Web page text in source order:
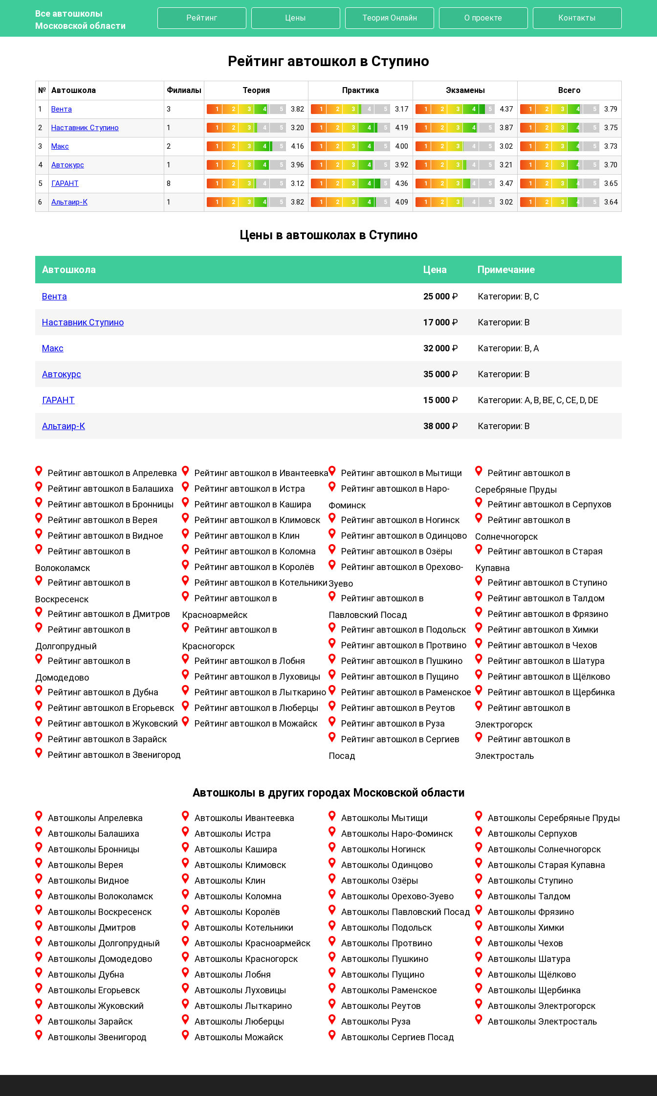
Все автошколы
Московской области
Рейтинг Цены Теория Онлайн О проекте Контакты
Рейтинг автошкол в Ступино
№ Автошкола Филиалы Теория Практика Экзамены Всего
1 Вента 3 1 2 3 4 5 3.82 1 2 3 4 5 3.17 1 2 3 4 5 4.37 1 2 3 4 5 3.79
2 Наставник Ступино 1 1 2 3 4 5 3.20 1 2 3 4 5 4.19 1 2 3 4 5 3.87 1 2 3 4 5 3.75
3 Макс 2 1 2 3 4 5 4.16 1 2 3 4 5 4.00 1 2 3 4 5 3.02 1 2 3 4 5 3.73
4 Автокурс 1 1 2 3 4 5 3.96 1 2 3 4 5 3.92 1 2 3 4 5 3.21 1 2 3 4 5 3.70
5 ГАРАНТ 8 1 2 3 4 5 3.12 1 2 3 4 5 4.36 1 2 3 4 5 3.47 1 2 3 4 5 3.65
6 Альтаир-К 1 1 2 3 4 5 3.82 1 2 3 4 5 4.09 1 2 3 4 5 3.02 1 2 3 4 5 3.64
Цены в автошколах в Ступино
Автошкола Цена Примечание
Вента 25 000 ₽ Категории: B, C
Наставник Ступино 17 000 ₽ Категории: B
Макс 32 000 ₽ Категории: B, A
Автокурс 35 000 ₽ Категории: B
ГАРАНТ 15 000 ₽ Категории: A, B, BE, C, CE, D, DE
Альтаир-К 38 000 ₽ Категории: B
Рейтинг автошкол в Апрелевка
Рейтинг автошкол в Балашиха
Рейтинг автошкол в Бронницы
Рейтинг автошкол в Верея
Рейтинг автошкол в Видное
Рейтинг автошкол в
Волоколамск
Рейтинг автошкол в
Воскресенск
Рейтинг автошкол в Дмитров
Рейтинг автошкол в
Долгопрудный
Рейтинг автошкол в
Домодедово
Рейтинг автошкол в Дубна
Рейтинг автошкол в Егорьевск
Рейтинг автошкол в Жуковский
Рейтинг автошкол в Зарайск
Рейтинг автошкол в Звенигород
Рейтинг автошкол в Ивантеевка
Рейтинг автошкол в Истра
Рейтинг автошкол в Кашира
Рейтинг автошкол в Климовск
Рейтинг автошкол в Клин
Рейтинг автошкол в Коломна
Рейтинг автошкол в Королёв
Рейтинг автошкол в Котельники
Рейтинг автошкол в
Красноармейск
Рейтинг автошкол в
Красногорск
Рейтинг автошкол в Лобня
Рейтинг автошкол в Луховицы
Рейтинг автошкол в Лыткарино
Рейтинг автошкол в Люберцы
Рейтинг автошкол в Можайск
Рейтинг автошкол в Мытищи
Рейтинг автошкол в Наро-
Фоминск
Рейтинг автошкол в Ногинск
Рейтинг автошкол в Одинцово
Рейтинг автошкол в Озёры
Рейтинг автошкол в Орехово-
Зуево
Рейтинг автошкол в
Павловский Посад
Рейтинг автошкол в Подольск
Рейтинг автошкол в Протвино
Рейтинг автошкол в Пушкино
Рейтинг автошкол в Пущино
Рейтинг автошкол в Раменское
Рейтинг автошкол в Реутов
Рейтинг автошкол в Руза
Рейтинг автошкол в Сергиев
Посад
Рейтинг автошкол в
Серебряные Пруды
Рейтинг автошкол в Серпухов
Рейтинг автошкол в
Солнечногорск
Рейтинг автошкол в Старая
Купавна
Рейтинг автошкол в Ступино
Рейтинг автошкол в Талдом
Рейтинг автошкол в Фрязино
Рейтинг автошкол в Химки
Рейтинг автошкол в Чехов
Рейтинг автошкол в Шатура
Рейтинг автошкол в Щёлково
Рейтинг автошкол в Щербинка
Рейтинг автошкол в
Электрогорск
Рейтинг автошкол в
Электросталь
Автошколы в других городах Московской области
Автошколы Апрелевка
Автошколы Балашиха
Автошколы Бронницы
Автошколы Верея
Автошколы Видное
Автошколы Волоколамск
Автошколы Воскресенск
Автошколы Дмитров
Автошколы Долгопрудный
Автошколы Домодедово
Автошколы Дубна
Автошколы Егорьевск
Автошколы Жуковский
Автошколы Зарайск
Автошколы Звенигород
Автошколы Ивантеевка
Автошколы Истра
Автошколы Кашира
Автошколы Климовск
Автошколы Клин
Автошколы Коломна
Автошколы Королёв
Автошколы Котельники
Автошколы Красноармейск
Автошколы Красногорск
Автошколы Лобня
Автошколы Луховицы
Автошколы Лыткарино
Автошколы Люберцы
Автошколы Можайск
Автошколы Мытищи
Автошколы Наро-Фоминск
Автошколы Ногинск
Автошколы Одинцово
Автошколы Озёры
Автошколы Орехово-Зуево
Автошколы Павловский Посад
Автошколы Подольск
Автошколы Протвино
Автошколы Пушкино
Автошколы Пущино
Автошколы Раменское
Автошколы Реутов
Автошколы Руза
Автошколы Сергиев Посад
Автошколы Серебряные Пруды
Автошколы Серпухов
Автошколы Солнечногорск
Автошколы Старая Купавна
Автошколы Ступино
Автошколы Талдом
Автошколы Фрязино
Автошколы Химки
Автошколы Чехов
Автошколы Шатура
Автошколы Щёлково
Автошколы Щербинка
Автошколы Электрогорск
Автошколы Электросталь